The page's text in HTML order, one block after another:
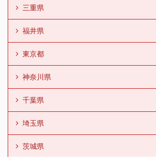
三重県
福井県
東京都
神奈川県
千葉県
埼玉県
茨城県